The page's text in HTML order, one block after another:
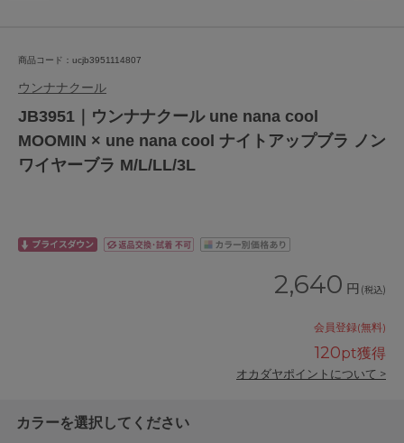
商品コード：ucjb3951114807
ウンナナクール
JB3951｜ウンナナクール une nana cool
MOOMIN × une nana cool ナイトアップブラ ノン
ワイヤーブラ M/L/LL/3L
2,640 円 (税込)
会員登録(無料)
120pt獲得
オカダヤポイントについて >
カラーを選択してください